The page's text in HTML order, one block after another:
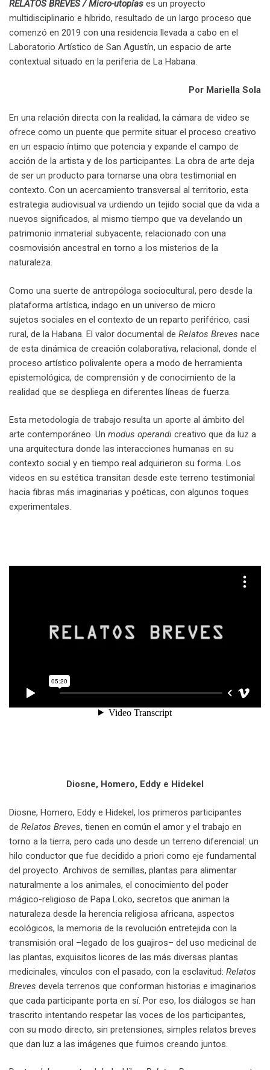
RELATOS BREVES / Micro-utopías es un proyecto
multidisciplinario e híbrido, resultado de un largo proceso que
comenzó en 2019 con una residencia llevada a cabo en el
Laboratorio Artístico de San Agustín, un espacio de arte
contextual situado en la periferia de La Habana.
Por Mariella Sola
En una relación directa con la realidad, la cámara de video se
ofrece como un puente que permite situar el proceso creativo
en un espacio íntimo que potencia y expande el campo de
acción de la artista y de los participantes. La obra de arte deja
de ser un producto para tornarse una obra testimonial en
contexto. Con un acercamiento transversal al territorio, esta
estrategia audiovisual va urdiendo un tejido social que da vida a
nuevos significados, al mismo tiempo que va develando un
patrimonio inmaterial subyacente, relacionado con una
cosmovisión ancestral en torno a los misterios de la
naturaleza.
Como una suerte de antropóloga sociocultural, pero desde la
plataforma artística, indago en un universo de micro
sujetos sociales en el contexto de un reparto periférico, casi
rural, de la Habana. El valor documental de Relatos Breves nace
de esta dinámica de creación colaborativa, relacional, donde el
proceso artístico polivalente opera a modo de herramienta
epistemológica, de comprensión y de conocimiento de la
realidad que se despliega en diferentes líneas de fuerza.
Esta metodología de trabajo resulta un aporte al ámbito del
arte contemporáneo. Un modus operandi creativo que da luz a
una arquitectura donde las interacciones humanas en su
contexto social y en tiempo real adquirieron su forma. Los
videos en su estética transitan desde este terreno testimonial
hacia fibras más imaginarias y poéticas, con algunos toques
experimentales.
Diosne, Homero, Eddy e Hidekel
Diosne, Homero, Eddy e Hidekel, los primeros participantes
de Relatos Breves, tienen en común el amor y el trabajo en
torno a la tierra, pero cada uno desde un terreno diferencial: un
hilo conductor que fue decidido a priori como eje fundamental
del proyecto. Archivos de semillas, plantas para alimentar
naturalmente a los animales, el conocimiento del poder
mágico-religioso de Papa Loko, secretos que animan la
naturaleza desde la herencia religiosa africana, aspectos
ecológicos, la memoria de la revolución entretejida con la
transmisión oral –legado de los guajiros– del uso medicinal de
las plantas, exquisitos licores de las más diversas plantas
medicinales, vínculos con el pasado, con la esclavitud: Relatos
Breves devela terrenos que conforman historias e imaginarios
que cada participante porta en sí. Por eso, los diálogos se han
trascrito intentando respetar las voces de los participantes,
con su modo directo, sin pretensiones, simples relatos breves
que dan luz a las imágenes que fuimos creando juntos.